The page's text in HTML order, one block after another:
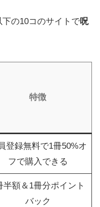
の10コのサイトで呪
特徴
登録無料で1冊50%オ
フで購入できる
半額＆1冊分ポイント
バック